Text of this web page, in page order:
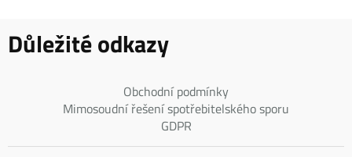
Důležité odkazy
Obchodní podmínky
Mimosoudní řešení spotřebitelského sporu
GDPR